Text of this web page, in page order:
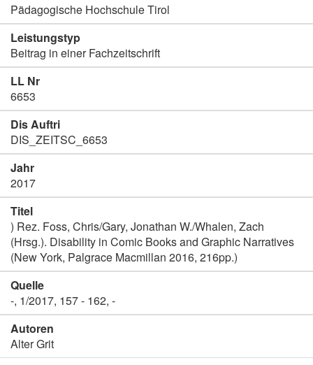
Pädagogische Hochschule Tirol
Leistungstyp
Beitrag in einer Fachzeitschrift
LL Nr
6653
Dis Auftri
DIS_ZEITSC_6653
Jahr
2017
Titel
) Rez. Foss, Chris/Gary, Jonathan W./Whalen, Zach
(Hrsg.). Disability in Comic Books and Graphic Narratives
(New York, Palgrace Macmillan 2016, 216pp.)
Quelle
-, 1/2017, 157 - 162, -
Autoren
Alter Grit